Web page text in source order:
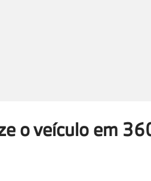
o veículo em